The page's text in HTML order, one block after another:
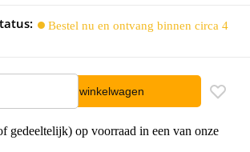
Bestel nu en ontvang binnen circa 4
In winkelwagen
gedeeltelijk) op voorraad in een van onze